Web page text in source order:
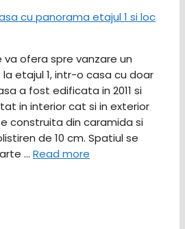
va ofera spre vanzare un
etajul 1, intr-o casa cu doar
a fost edificata in 2011 si
in interior cat si in exterior
construita din caramida si
de 10 cm. Spatiul se
… Read more